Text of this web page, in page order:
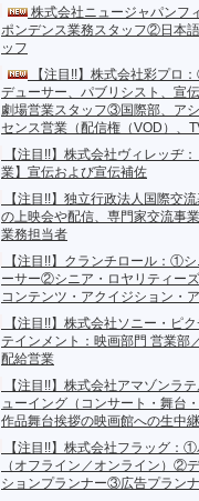
株式会社ニュージャパンフ
ポンデンス業務スタッフ②日本
ッフ
【注目!!】株式会社彩プロ
デューサー、パブリシスト、宣
劇場営業スタッフ③国際部、ア
センス営業（配信権（VOD）、
【注目!!】株式会社ヴィレッヂ
業】宣伝および宣伝補佐
【注目!!】独立行政法人国際交
の上映会や配信、専門家交流事
業務担当者
【注目!!】クランチロール：①
ーサー②シニア・ロヤリティー
コンテンツ・アクイジション・
【注目!!】株式会社ソニー・ピ
テインメント：映画部門 営業部
配給営業
【注目!!】株式会社アマゾンラ
ューイング（コンサート・舞台
作品舞台挨拶の映画館への生中
【注目!!】株式会社フラッグ：①
（オフライン／オンライン）②
ションプランナー③広告プラン